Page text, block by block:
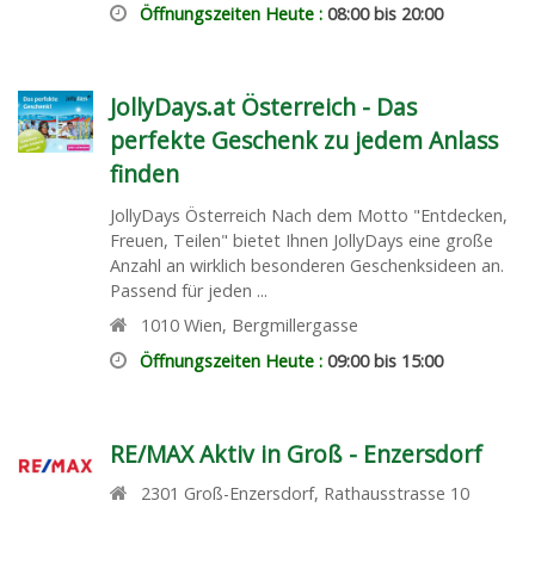
Öffnungszeiten Heute :08:00 bis 20:00
JollyDays.at Österreich - Das
perfekte Geschenk zu jedem Anlass
finden
JollyDays Österreich Nach dem Motto "Entdecken,
Freuen, Teilen" bietet Ihnen JollyDays eine große
Anzahl an wirklich besonderen Geschenksideen an.
Passend für jeden ...
1010 Wien, Bergmillergasse
Öffnungszeiten Heute :09:00 bis 15:00
RE/MAX Aktiv in Groß - Enzersdorf
2301 Groß-Enzersdorf, Rathausstrasse 10